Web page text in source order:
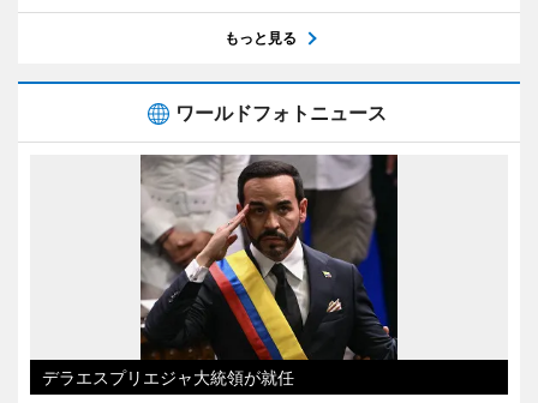
もっと見る
ワールドフォトニュース
デラエスプリエジャ大統領が就任